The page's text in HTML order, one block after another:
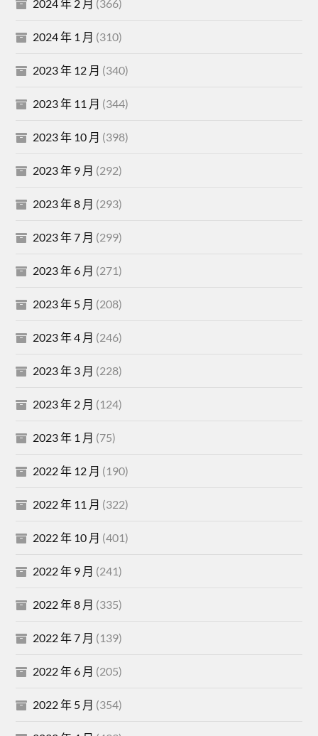
2024 年 2 月 (366)
2024 年 1 月 (310)
2023 年 12 月 (340)
2023 年 11 月 (344)
2023 年 10 月 (398)
2023 年 9 月 (292)
2023 年 8 月 (293)
2023 年 7 月 (299)
2023 年 6 月 (271)
2023 年 5 月 (208)
2023 年 4 月 (246)
2023 年 3 月 (228)
2023 年 2 月 (124)
2023 年 1 月 (75)
2022 年 12 月 (190)
2022 年 11 月 (322)
2022 年 10 月 (401)
2022 年 9 月 (241)
2022 年 8 月 (335)
2022 年 7 月 (139)
2022 年 6 月 (205)
2022 年 5 月 (354)